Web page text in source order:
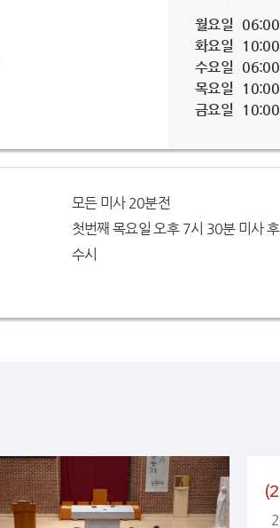
월요일 06:00
화요일
수요일
목요일
금요일 10:00
모든 미사 20분전
첫번째 목요일 오후 7시 30분 미사 후
수시